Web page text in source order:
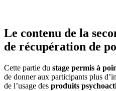
Le contenu de la
de récupération de
Cette partie du stage permis à
de donner aux participants plus
de l’usage des produits